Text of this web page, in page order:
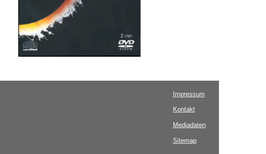
Impressum
Kontakt
Mediadaten
Sitemap